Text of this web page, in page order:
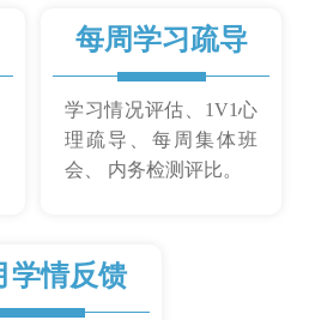
每周学习疏导
学习情况评估、1V1心
理疏导、每周集体班
会、 内务检测评比。
学情反馈